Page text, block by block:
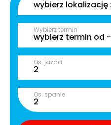
Wybierz termin
Os. jazda
Os. spanie